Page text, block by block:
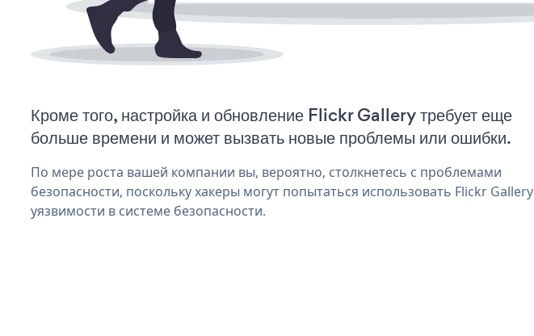
Кроме того, настройка и обновление Flickr Gallery требует еще
больше времени и может вызвать новые проблемы или ошибки.
По мере роста вашей компании вы, вероятно, столкнетесь с проблемами
безопасности, поскольку хакеры могут попытаться использовать Flickr Gallery
уязвимости в системе безопасности.